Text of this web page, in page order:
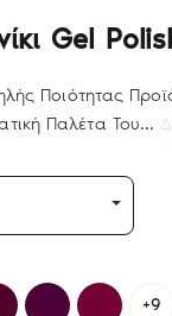
Gel
Ποιότητας
Παλέτα Του...
+9